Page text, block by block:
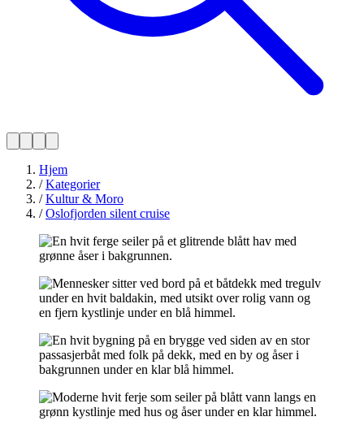
Hjem
/Kategorier
/Kultur & Moro
/Oslofjorden silent cruise